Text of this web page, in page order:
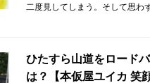
二度見してしまう。そして思わ
ひたすら山道をロード
は？【本仮屋ユイカ 笑